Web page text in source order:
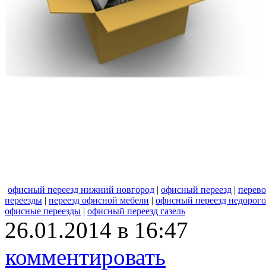
офисный переезд нижний новгород | офисный переезд |
переезды | переезд офисной мебели | офисный переезд недорого
офисные переезды | офисный переезд газель
26.01.2014 в 16:47
комментировать